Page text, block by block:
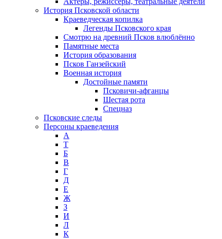
История Псковской области
Краеведческая копилка
Легенды Псковского края
Смотрю на древний Псков влюблённо
Памятные места
История образования
Псков Ганзейский
Военная история
Достойные памяти
Псковичи-афганцы
Шестая рота
Спецназ
Псковские следы
Персоны краеведения
А
T
Б
В
Г
Д
Е
Ж
З
И
Л
К